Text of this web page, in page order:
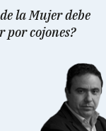
la Mujer debe
cojones?